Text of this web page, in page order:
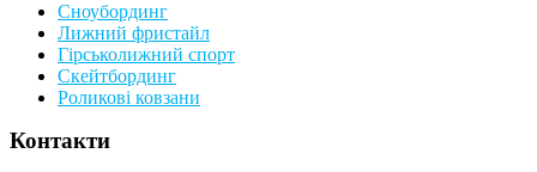
Сноубординг
Лижний фристайл
Гірськолижний спорт
Скейтбординг
Роликові ковзани
Контакти